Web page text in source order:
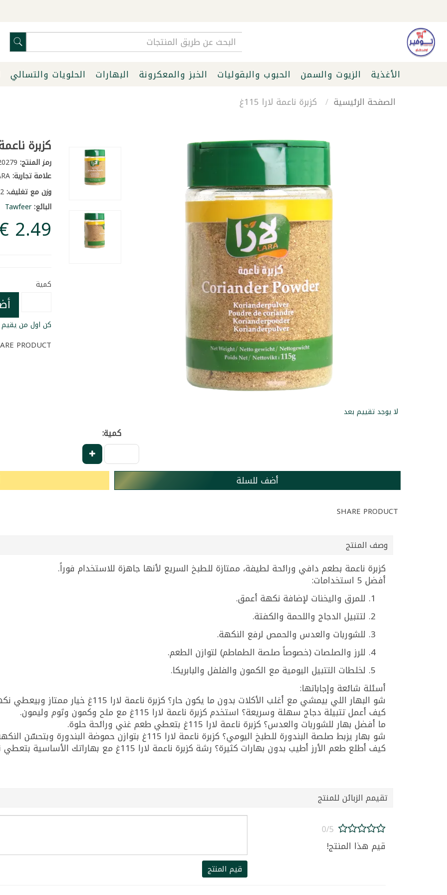
الأغذية الزيوت والسمن الحبوب والبقوليات الخبز والمعكرونة البهارات الحلويات والتسالي
الصفحة الرئيسية
كزبرة ناعمة لارا 115غ
كزبرة ناعمة
رمز المنتج:20279
علامة تجارية:LARA
وزن مع تغليف:0.2 كغ
البائع:Tawfeer
كمية
كن اول من يقيم
PRODUCT
لا يوجد تقييم بعد
كمية:
أضف للسلة
SHARE PRODUCT
وصف المنتج
كزبرة ناعمة بطعم دافي ورائحة لطيفة، ممتازة للطبخ السريع لأنها جاهزة للاستخدام فوراً.
أفضل 5 استخدامات:
للمرق واليخنات لإضافة نكهة أعمق.
لتتبيل الدجاج واللحمة والكفتة.
للشوربات والعدس والحمص لرفع النكهة.
للرز والصلصات (خصوصاً صلصة الطماطم) لتوازن الطعم.
لخلطات التتبيل اليومية مع الكمون والفلفل والبابريكا.
أسئلة شائعة وإجاباتها:
شو البهار اللي بيمشي مع أغلب الأكلات بدون ما يكون حار؟ كزبرة ناعمة لارا 115غ خيار ممتاز وبيعطي نكهة متوازنة.
كيف أعمل تتبيلة دجاج سهلة وسريعة؟ استخدم كزبرة ناعمة لارا 115غ مع ملح وكمون وثوم وليمون.
ما أفضل بهار للشوربات والعدس؟ كزبرة ناعمة لارا 115غ بتعطي طعم غني ورائحة حلوة.
شو بهار يزبط صلصة البندورة للطبخ اليومي؟ كزبرة ناعمة لارا 115غ بتوازن حموضة البندورة وبتحسّن النكهة.
كيف أطلع طعم الأرز أطيب بدون بهارات كثيرة؟ رشة كزبرة ناعمة لارا 115غ مع بهاراتك الأساسية بتعطي نتيجة ممتازة.
تقيمم الزبائن للمنتج
0/5
قيم هذا المنتج!
قيم المنتج